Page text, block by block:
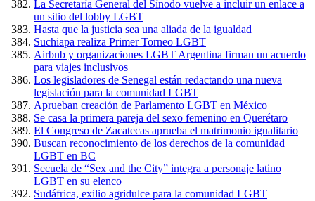
La Secretaría General del Sínodo vuelve a incluir un enlace a
un sitio del lobby LGBT
Hasta que la justicia sea una aliada de la igualdad
Suchiapa realiza Primer Torneo LGBT
Airbnb y organizaciones LGBT Argentina firman un acuerdo
para viajes inclusivos
Los legisladores de Senegal están redactando una nueva
legislación para la comunidad LGBT
Aprueban creación de Parlamento LGBT en México
Se casa la primera pareja del sexo femenino en Querétaro
El Congreso de Zacatecas aprueba el matrimonio igualitario
Buscan reconocimiento de los derechos de la comunidad
LGBT en BC
Secuela de “Sex and the City” integra a personaje latino
LGBT en su elenco
Sudáfrica, exilio agridulce para la comunidad LGBT